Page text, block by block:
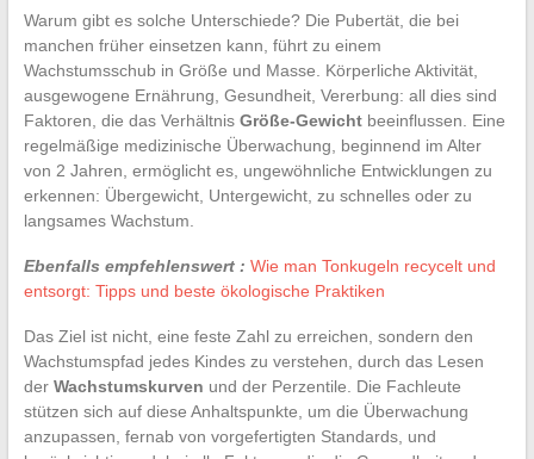
Warum gibt es solche Unterschiede? Die Pubertät, die bei
manchen früher einsetzen kann, führt zu einem
Wachstumsschub in Größe und Masse. Körperliche Aktivität,
ausgewogene Ernährung, Gesundheit, Vererbung: all dies sind
Faktoren, die das Verhältnis Größe-Gewichtbeeinflussen. Eine
regelmäßige medizinische Überwachung, beginnend im Alter
von 2 Jahren, ermöglicht es, ungewöhnliche Entwicklungen zu
erkennen: Übergewicht, Untergewicht, zu schnelles oder zu
langsames Wachstum.
Ebenfalls empfehlenswert : Wie man Tonkugeln recycelt und
entsorgt: Tipps und beste ökologische Praktiken
Das Ziel ist nicht, eine feste Zahl zu erreichen, sondern den
Wachstumspfad jedes Kindes zu verstehen, durch das Lesen
der Wachstumskurven und der Perzentile. Die Fachleute
stützen sich auf diese Anhaltspunkte, um die Überwachung
anzupassen, fernab von vorgefertigten Standards, und